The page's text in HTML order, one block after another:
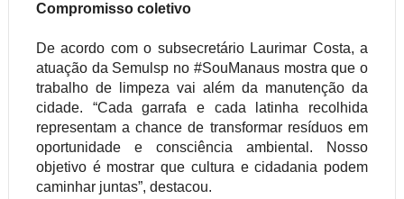
Compromisso coletivo
De acordo com o subsecretário Laurimar Costa, a
atuação da Semulsp no #SouManaus mostra que o
trabalho de limpeza vai além da manutenção da
cidade. “Cada garrafa e cada latinha recolhida
representam a chance de transformar resíduos em
oportunidade e consciência ambiental. Nosso
objetivo é mostrar que cultura e cidadania podem
caminhar juntas”, destacou.